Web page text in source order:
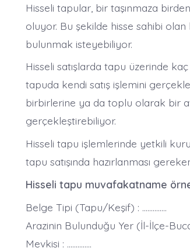
Hisseli tapular, bir taşınmaza
oluyor. Bu şekilde hisse sahibi
bulunmak isteyebiliyor.
Hisseli satışlarda tapu üzerinde
tapuda kendi satış işlemini
birbirlerine ya da toplu olarak bir
gerçekleştirebiliyor.
Hisseli tapu işlemlerinde yetkili
tapu satışında hazırlanması
Hisseli tapu muvafakatname
Belge Tipi (Tapu/Keşif) : …………..
Arazinin Bulunduğu Yer (İl-İlçe-
Mevkisi : …………..